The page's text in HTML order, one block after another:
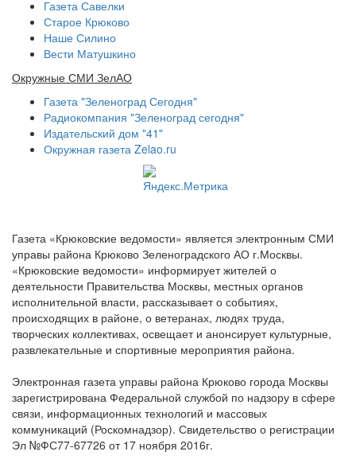
Газета Савелки
Старое Крюково
Наше Силино
Вести Матушкино
Окружные СМИ ЗелАО
Газета "Зеленоград Сегодня"
Радиокомпания "Зеленоград сегодня"
Издательский дом "41"
Окружная газета Zelao.ru
Газета «Крюковские ведомости» является электронным СМИ
управы района Крюково Зеленоградского АО г.Москвы.
«Крюковские ведомости» информирует жителей о
деятельности Правительства Москвы, местных органов
исполнительной власти, рассказывает о событиях,
происходящих в районе, о ветеранах, людях труда,
творческих коллективах, освещает и анонсирует культурные,
развлекательные и спортивные мероприятия района.
Электронная газета управы района Крюково города Москвы
зарегистрирована Федеральной службой по надзору в сфере
связи, информационных технологий и массовых
коммуникаций (Роскомнадзор). Свидетельство о регистрации
Эл №ФС77-67726 от 17 ноября 2016г.